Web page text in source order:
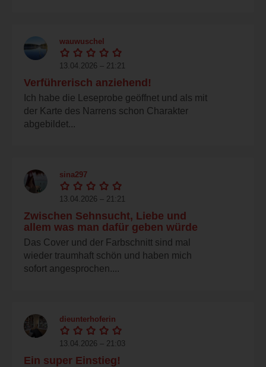
wauwuschel
13.04.2026 – 21:21
Verführerisch anziehend!
Ich habe die Leseprobe geöffnet und als mit
der Karte des Narrens schon Charakter
abgebildet...
sina297
13.04.2026 – 21:21
Zwischen Sehnsucht, Liebe und
allem was man dafür geben würde
Das Cover und der Farbschnitt sind mal
wieder traumhaft schön und haben mich
sofort angesprochen....
dieunterhoferin
13.04.2026 – 21:03
Ein super Einstieg!